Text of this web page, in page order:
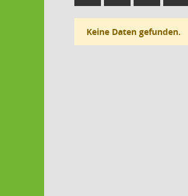
Keine Daten gefunden.